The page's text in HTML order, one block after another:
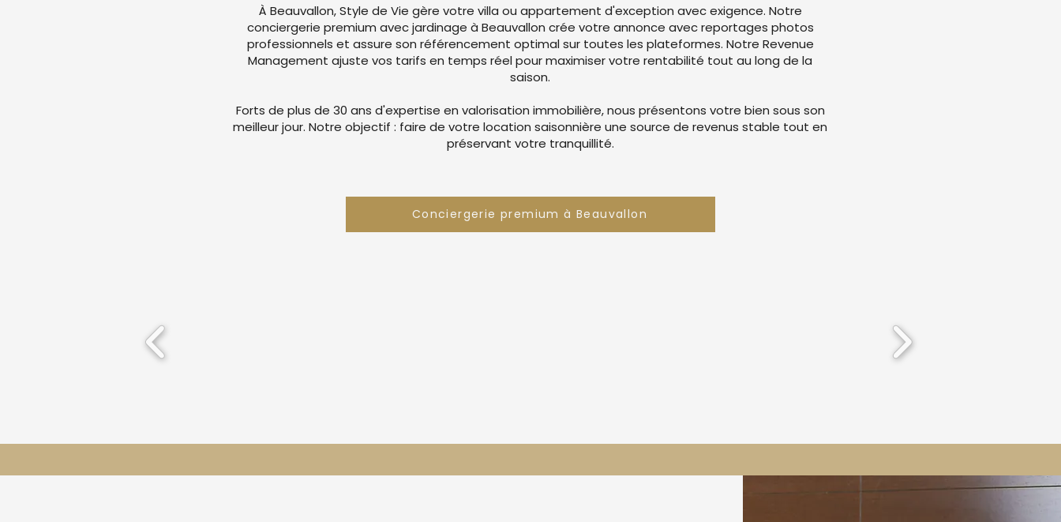
À Beauvallon, Style de Vie gère votre villa ou appartement d'exception avec exigence. Notre
conciergerie premium avec jardinage à Beauvallon crée votre annonce avec reportages photos
professionnels et assure son référencement optimal sur toutes les plateformes. Notre Revenue
Management ajuste vos tarifs en temps réel pour maximiser votre rentabilité tout au long de la
saison.
Forts de plus de 30 ans d'expertise en valorisation immobilière, nous présentons votre bien sous son
meilleur jour. Notre objectif : faire de votre location saisonnière une source de revenus stable tout en
préservant votre tranquillité.
Conciergerie premium à Beauvallon